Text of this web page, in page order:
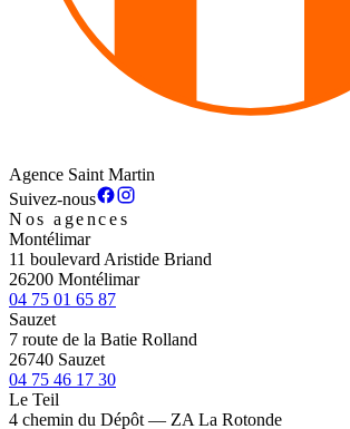
Agence Saint Martin
Suivez-nous
Nos agences
Montélimar
11 boulevard Aristide Briand
26200 Montélimar
04 75 01 65 87
Sauzet
7 route de la Batie Rolland
26740 Sauzet
04 75 46 17 30
Le Teil
4 chemin du Dépôt — ZA La Rotonde